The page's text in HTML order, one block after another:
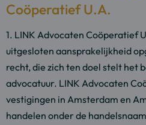
Coöperatief U.A.
1. LINK Advocaten Coöperatief
uitgesloten aansprakelijkheid
recht, die zich ten doel stelt het
advocatuur. LINK Advocaten
vestigingen in Amsterdam en
handelen onder de